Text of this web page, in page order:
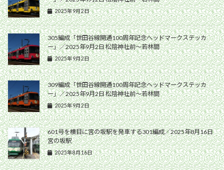
2025年9月2日
305編成「世田谷線開通100周年記念ヘッドマークステッカ
ー」／2025年9月2日 松陰神社前〜若林間
2025年9月2日
309編成「世田谷線開通100周年記念ヘッドマークステッカ
ー」／2025年9月2日 松陰神社前〜若林間
2025年9月2日
601号を横目に宮の坂駅を発車する301編成／2025年8月16日
宮の坂駅
2025年8月16日